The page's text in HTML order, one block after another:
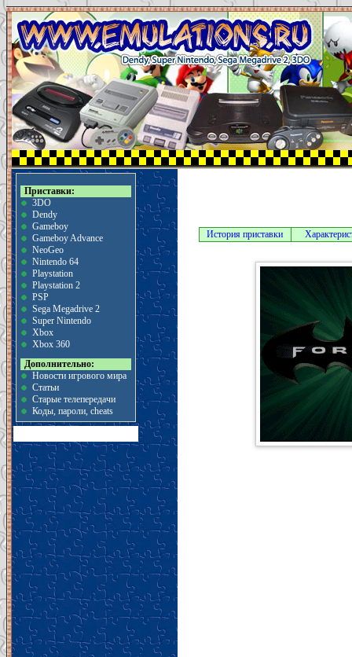
Приставки:
3DO
Dendy
Gameboy
Gameboy Advance
NeoGeo
Nintendo 64
Playstation
Playstation 2
PSP
Sega Megadrive 2
Super Nintendo
Xbox
Xbox 360
Дополнительно:
Новости игрового мира
Статьи
Старые телепередачи
Коды, пароли, cheats
История приставки